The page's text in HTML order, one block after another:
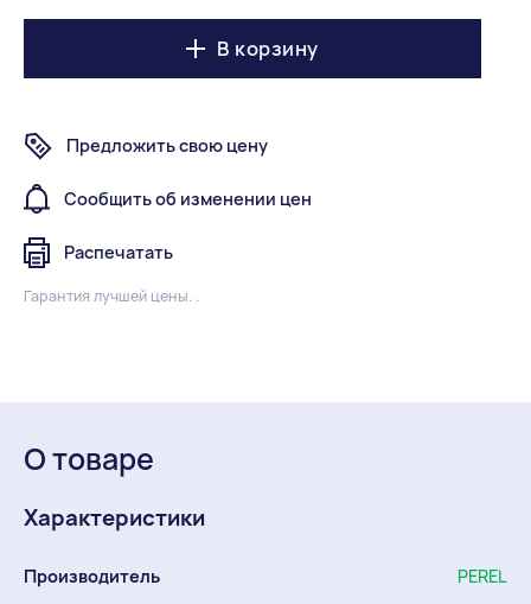
В корзину
Предложить свою цену
Сообщить об изменении цен
Распечатать
Гарантия лучшей цены. .
О товаре
Характеристики
Производитель PEREL